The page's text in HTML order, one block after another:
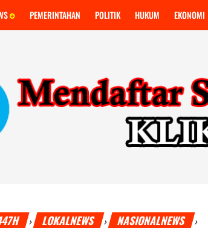
PEMERINTAHAN POLITIK HUKUM EKONOMI
› LOKALNEWS › NASIONALNEWS ›